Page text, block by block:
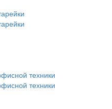
техники
техники